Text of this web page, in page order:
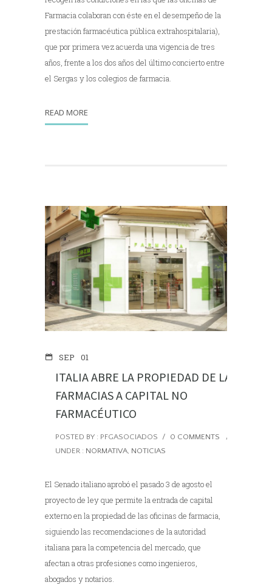
Farmacia colaboran con éste en el desempeño de la
prestación farmacéutica pública extrahospitalaria),
que por primera vez acuerda una vigencia de tres
años, frente a los dos años del último concierto entre
el Sergas y los colegios de farmacia.
READ MORE
SEP 01
ITALIA ABRE LA PROPIEDAD DE LAS
FARMACIAS A CAPITAL NO
FARMACÉUTICO
POSTED BY : PFGASOCIADOS / 0 COMMENTS
/
UNDER : NORMATIVA, NOTICIAS
El Senado italiano aprobó el pasado 3 de agosto el
proyecto de ley que permite la entrada de capital
externo en la propiedad de las oficinas de farmacia,
siguiendo las recomendaciones de la autoridad
italiana para la competencia del mercado, que
afectan a otras profesiones como ingenieros,
abogados y notarios.